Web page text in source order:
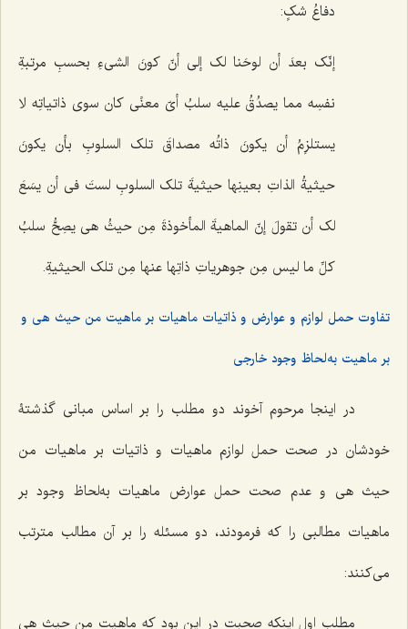
دفاعُ شکٍ:
إنّک بعدَ أن لوحَنا لک إلى أنّ کونَ الشی‌ءِ بحسبِ مرتبةِ
نفسِه مما یصدُقُ علیه سلبُ أیّ معنًى کان سوى ذاتیاتِه لا
یستلزِمُ أن یکونَ ذاتُه مصداقَ تلک السلوبِ بأن یکونَ
حیثیةُ الذاتِ بعینِها حیثیةَ تلک السلوبِ لستَ فی أن یسَعَ
لک أن تقولَ إنّ الماهیةَ المأخوذةَ مِن حیثُ هی یصِحُّ سلبُ
کلِّ ما لیس مِن جوهریاتِ ذاتِها عنها مِن تلک الحیثیةِ.
تفاوت حمل لوازم و عوارض و ذاتیات ماهیات بر ماهیت من حیث هی و
بر ماهیت به‌لحاظ وجود خارجی
در اینجا مرحوم آخوند دو مطلب را بر اساس مبانی گذشتۀ
خودشان در صحت حمل لوازم ماهیات و ذاتیات بر ماهیات من
حیث هی و عدم صحت حمل عوارض ماهیات به‌لحاظ وجود بر
ماهیات مطالبی را که فرمودند، دو مسئله را بر آن مطالب مترتب
می‌کنند:
مطلب اول اینکه صحبت در این بود که ماهیت من حیث هی